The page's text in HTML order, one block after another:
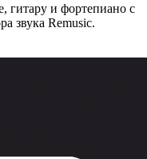
гитару и фортепиано с
звука Remusic.